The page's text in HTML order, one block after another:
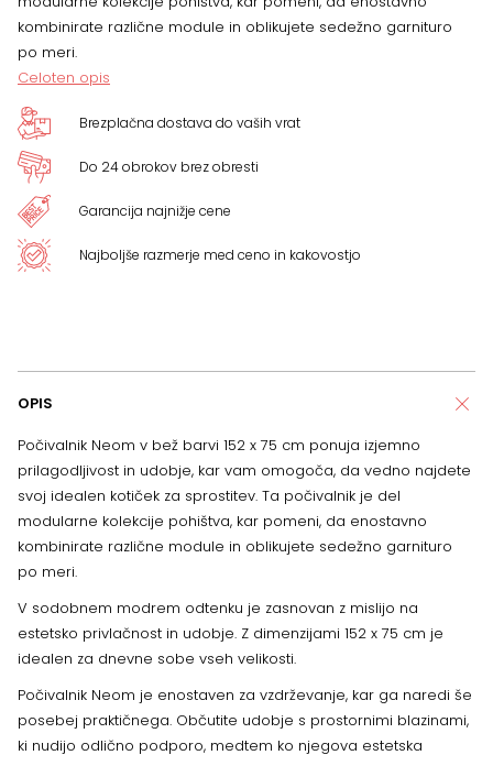
kombinirate različne module in oblikujete sedežno garnituro
po meri.
Celoten opis
Brezplačna dostava do vaših vrat
Do 24 obrokov brez obresti
Garancija najnižje cene
Najboljše razmerje med ceno in kakovostjo
OPIS
Počivalnik Neom v bež barvi 152 x 75 cm ponuja izjemno
prilagodljivost in udobje, kar vam omogoča, da vedno najdete
svoj idealen kotiček za sprostitev. Ta počivalnik je del
modularne kolekcije pohištva, kar pomeni, da enostavno
kombinirate različne module in oblikujete sedežno garnituro
po meri.
V sodobnem modrem odtenku je zasnovan z mislijo na
estetsko privlačnost in udobje. Z dimenzijami 152 x 75 cm je
idealen za dnevne sobe vseh velikosti.
Počivalnik Neom je enostaven za vzdrževanje, kar ga naredi še
posebej praktičnega. Občutite udobje s prostornimi blazinami,
ki nudijo odlično podporo, medtem ko njegova estetska